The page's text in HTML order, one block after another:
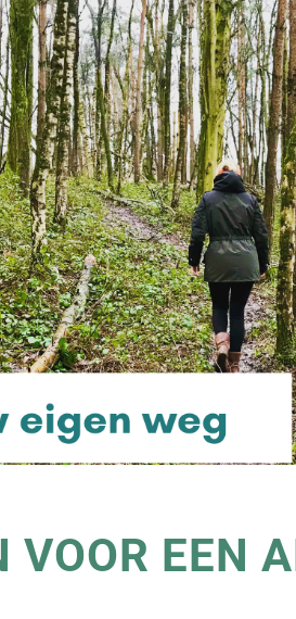
VOOR EEN